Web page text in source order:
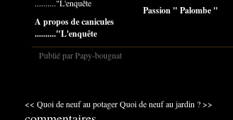
A propos de canicules
.........."L'enquête
Passion " Palombe "
Publié par Papy-bougnat
<< Quoi de neuf au potagerQuoi de neuf au jardin ? >>